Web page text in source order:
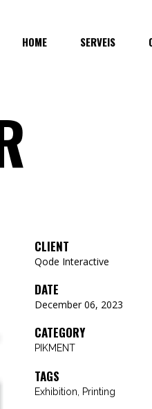
HOME SERVEIS
CLIENT
Qode Interactive
DATE
December 06, 2023
CATEGORY
PIKMENT
TAGS
Exhibition, Printing